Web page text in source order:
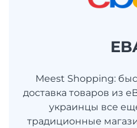
Meest Shopping:
доставка товаров из
украинцы все
традиционные